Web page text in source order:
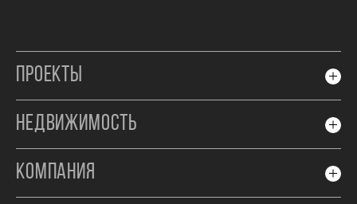
ПРОЕКТЫ
НЕДВИЖИМОСТЬ
КОМПАНИЯ